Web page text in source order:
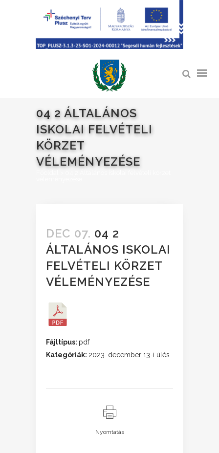
04 2 ÁLTALÁNOS
ISKOLAI FELVÉTELI
KÖRZET
VÉLEMÉNYEZÉSE
DEC 07. 04 2
ÁLTALÁNOS ISKOLAI
FELVÉTELI KÖRZET
VÉLEMÉNYEZÉSE
Fájltípus: pdf
Kategóriák: 2023. december 13-i ülés
Nyomtatás